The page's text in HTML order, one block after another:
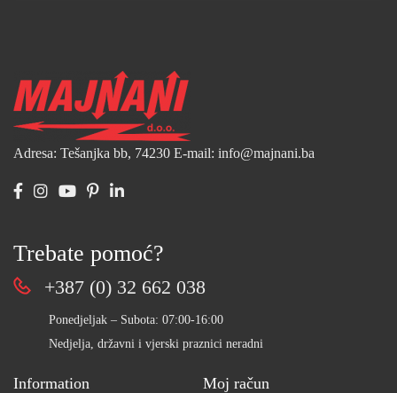
Adresa: Tešanjka bb, 74230 E-mail: info@majnani.ba
Trebate pomoć?
+387 (0) 32 662 038
Ponedjeljak – Subota: 07:00-16:00
Nedjelja, državni i vjerski praznici neradni
Information Moj račun